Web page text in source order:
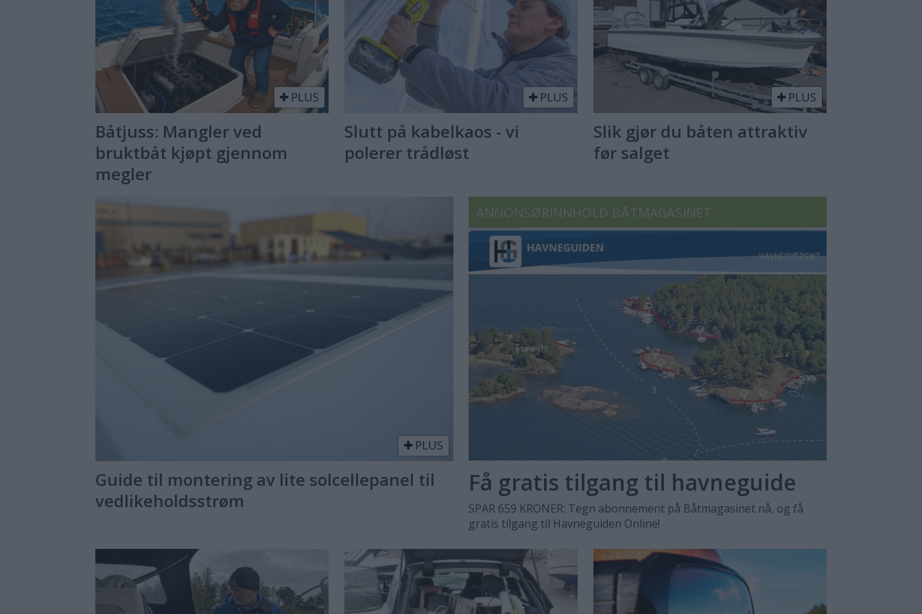
PLUS
Båtjuss: Mangler ved
bruktbåt kjøpt gjennom
megler
PLUS
Slutt på kabelkaos - vi
polerer trådløst
PLUS
Slik gjør du båten attraktiv
før salget
PLUS
Guide til montering av lite solcellepanel til
vedlikeholdsstrøm
ANNONSØRINNHOLD BÅTMAGASINET
Få gratis tilgang til havneguide
SPAR 659 KRONER: Tegn abonnement på Båtmagasinet nå, og få
gratis tilgang til Havneguiden Online!